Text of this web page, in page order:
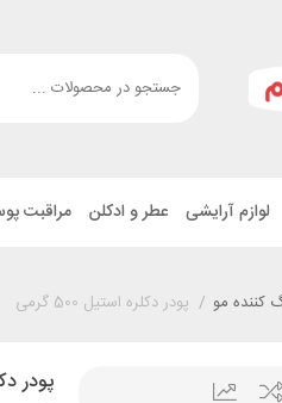
لوازم آرایشی عطر و ادکلن مراقبت
کننده مو / پودر دکلره استیل 500 گرمی
پودر